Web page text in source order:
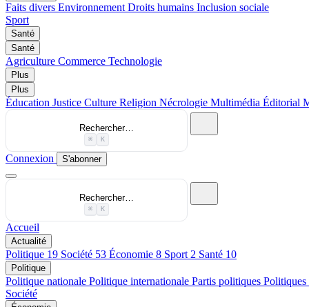
Faits divers Environnement Droits humains Inclusion sociale
Sport
Santé
Santé
Agriculture Commerce Technologie
Plus
Plus
Éducation Justice Culture Religion Nécrologie Multimédia Éditorial
Rechercher…
⌘ K
Connexion S'abonner
Rechercher…
⌘ K
Accueil
Actualité
Politique 19 Société 53 Économie 8 Sport 2 Santé 10
Politique
Politique nationale Politique internationale Partis politiques Politiques
Société